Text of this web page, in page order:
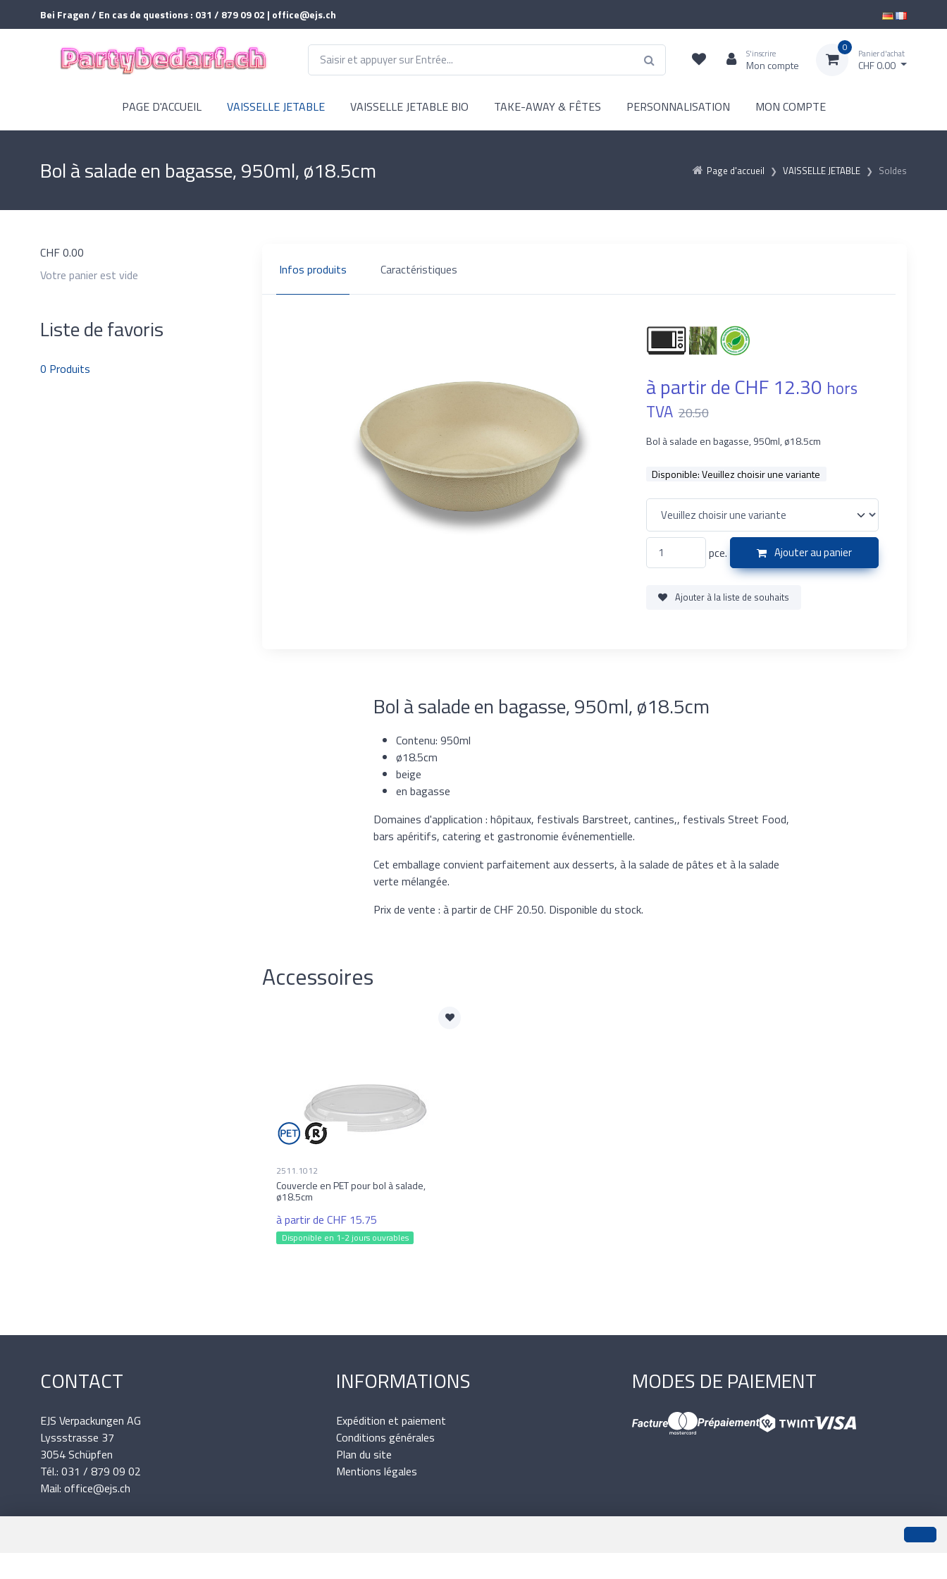
Bei Fragen / En cas de questions : 031 / 879 09 02 | office@ejs.ch
S'inscrire
Mon compte
0 Panier d'achat
CHF 0.00
PAGE D'ACCUEIL VAISSELLE JETABLE VAISSELLE JETABLE BIO TAKE-AWAY & FÊTES PERSONNALISATION MON COMPTE
Page d'accueil VAISSELLE JETABLE Soldes
Bol à salade en bagasse, 950ml, ø18.5cm
CHF0.00
Votre panier est vide
Liste de favoris
0 Produits
Infos produits Caractéristiques
à partir de CHF 12.30 hors
TVA 20.50
Bol à salade en bagasse, 950ml, ø18.5cm
Disponible:Veuillez choisir une variante
pce. Ajouter au panier
Ajouter à la liste de souhaits
Bol à salade en bagasse, 950ml, ø18.5cm
Contenu: 950ml
ø18.5cm
beige
en bagasse
Domaines d'application : hôpitaux, festivals Barstreet, cantines,, festivals Street Food,
bars apéritifs, catering et gastronomie événementielle.
Cet emballage convient parfaitement aux desserts, à la salade de pâtes et à la salade
verte mélangée.
Prix de vente : à partir de CHF 20.50. Disponible du stock.
Accessoires
2511.1012
Couvercle en PET pour bol à salade,
ø18.5cm
à partir de CHF 15.75
Disponible en 1-2 jours ouvrables
CONTACT
EJS Verpackungen AG
Lyssstrasse 37
3054 Schüpfen
Tél.: 031 / 879 09 02
Mail: office@ejs.ch
INFORMATIONS
Expédition et paiement
Conditions générales
Plan du site
Mentions légales
MODES DE PAIEMENT